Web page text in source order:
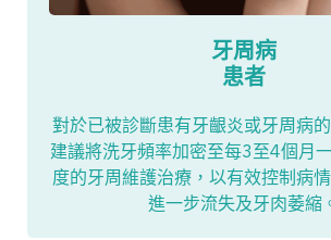
牙周病
患者
對於已被診斷患有牙齦炎或牙周病
建議將洗牙頻率加密至每3至4個月
度的牙周維護治療，以有效控制病
進一步流失及牙肉萎縮